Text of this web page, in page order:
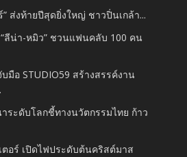
” ส่งท้ายปีสุดยิ่งใหญ่ ชาวปิ่นเกล้า...
ลีน่า-หมิว” ชวนแฟนคลับ 100 คน
บมือ STUDIO59 สร้างสรรค์งาน
ระดับโลกชี้ทางนวัตกรรมไทย ก้าว
ตอร์ เปิดไฟประดับต้นคริสต์มาส